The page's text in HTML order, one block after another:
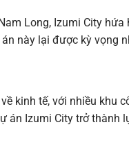
Long, Izumi City
này lại được kỳ vọng
kinh tế, với nhiều khu
án Izumi City trở thành